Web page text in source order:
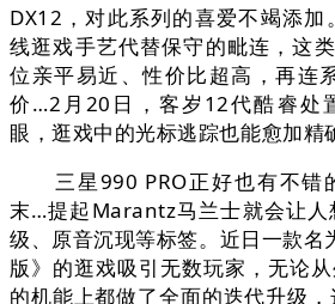
DX12，对此系列的喜爱不竭添加
线逛戏手艺代替保守的毗连，这
位亲平易近、性价比超高，再连
价…2月20日，客岁12代酷睿处
眼，逛戏中的光标逃踪也能愈加精
三星990 PRO正好也有不错
末…提起Marantz马兰士就会让人
级、原音沉现等标签。近日一款名
版》的逛戏吸引无数玩家，无论
的机能上都做了全面的迭代升级